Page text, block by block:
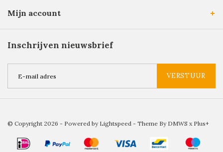
Mijn account
Inschrijven nieuwsbrief
VERSTUUR
© Copyright 2026 - Powered by Lightspeed - Theme By DMWS x Plus+